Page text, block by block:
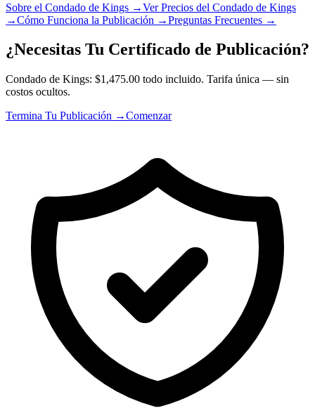
Sobre el Condado de Kings →Ver Precios del Condado de Kings
→Cómo Funciona la Publicación →Preguntas Frecuentes →
¿Necesitas Tu Certificado de Publicación?
Condado de Kings: $1,475.00 todo incluido. Tarifa única — sin
costos ocultos.
Termina Tu Publicación →Comenzar